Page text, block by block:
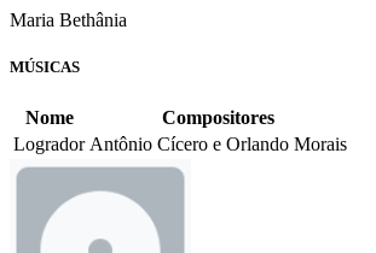
Maria Bethânia
MÚSICAS
Nome
Compositores
Logrador Antônio Cícero e Orlando Morais